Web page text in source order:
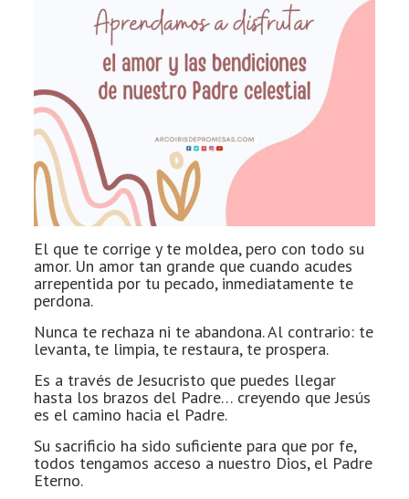
El que te corrige y te moldea, pero con todo su
amor. Un amor tan grande que cuando acudes
arrepentida por tu pecado, inmediatamente te
perdona.
Nunca te rechaza ni te abandona. Al contrario: te
levanta, te limpia, te restaura, te prospera.
Es a través de Jesucristo que puedes llegar
hasta los brazos del Padre… creyendo que Jesús
es el camino hacia el Padre.
Su sacrificio ha sido suficiente para que por fe,
todos tengamos acceso a nuestro Dios, el Padre
Eterno.